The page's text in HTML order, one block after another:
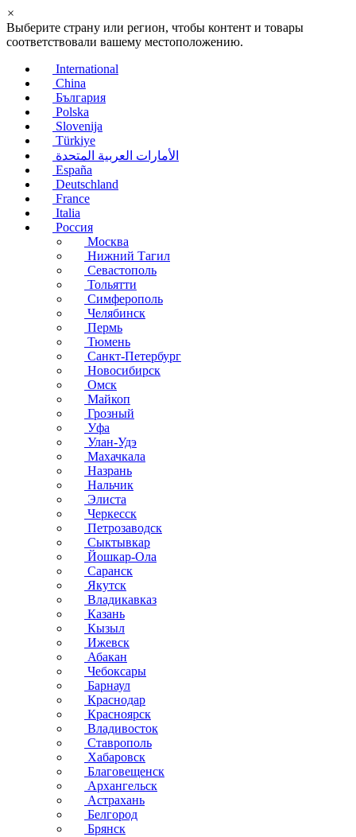
×
Выберите страну или регион, чтобы контент и товары
соответствовали вашему местоположению.
International
China
България
Polska
Slovenija
Türkiye
الأمارات العربية المتحدة
España
Deutschland
France
Italia
Россия
Москва
Нижний Тагил
Севастополь
Тольятти
Симферополь
Челябинск
Пермь
Тюмень
Санкт-Петербург
Новосибирск
Омск
Майкоп
Грозный
Уфа
Улан-Удэ
Махачкала
Назрань
Нальчик
Элиста
Черкесск
Петрозаводск
Сыктывкар
Йошкар-Ола
Саранск
Якутск
Владикавказ
Казань
Кызыл
Ижевск
Абакан
Чебоксары
Барнаул
Краснодар
Красноярск
Владивосток
Ставрополь
Хабаровск
Благовещенск
Архангельск
Астрахань
Белгород
Брянск